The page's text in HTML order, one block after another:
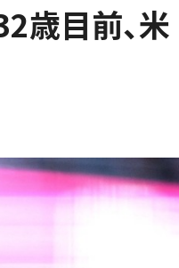
歳目前、米